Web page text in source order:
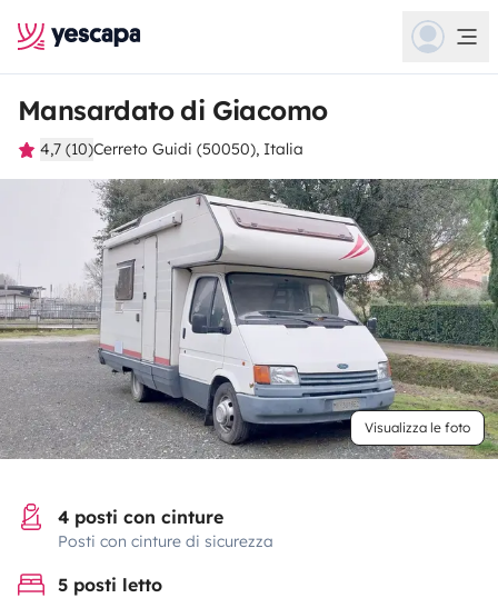
Mansardato di Giacomo
4,7 (10)Cerreto Guidi (50050), Italia
Visualizza le foto
4 posti con cinture
Posti con cinture di sicurezza
5 posti letto